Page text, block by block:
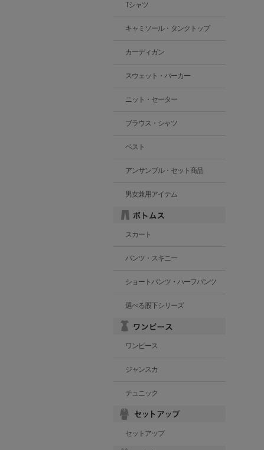
Tシャツ
キャミソール・タンクトップ
カーディガン
スウェット・パーカー
ニット・セーター
ブラウス・シャツ
ベスト
アンサンブル・セット商品
男女兼用アイテム
スカート
パンツ・スキニー
ショートパンツ・ハーフパンツ
選べる股下シリーズ
ワンピース
ジャンスカ
チュニック
セットアップ